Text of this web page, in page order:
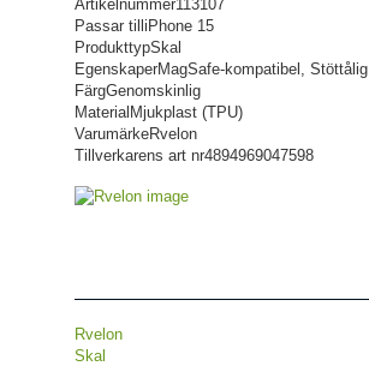
Artikelnummer113107
Passar till iPhone 15
ProdukttypSkal
EgenskaperMagSafe-kompatibel, Stöttålig
FärgGenomskinlig
Material Mjukplast (TPU)
VarumärkeRvelon
Tillverkarens art nr4894969047598
Rvelon
Skal